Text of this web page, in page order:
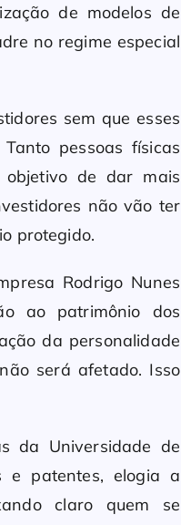
de modelos de
no regime especial
sem que esses
pessoas físicas
objetivo de dar mais
não vão ter
protegido.
Rodrigo Nunes
ao patrimônio dos
da personalidade
será afetado. Isso
da Universidade de
e patentes, elogia a
claro quem se